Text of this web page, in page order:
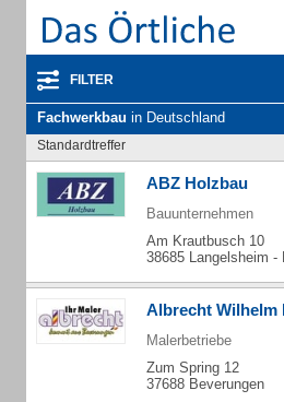
FILTER
Fachwerkbau in Deutschland
Standardtreffer
ABZ Holzbau
Bauunternehmen
Am Krautbusch 10
38685 Langelsheim -
Albrecht Wilhelm
Malerbetriebe
Zum Spring 12
37688 Beverungen